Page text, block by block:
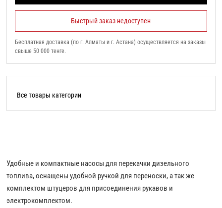
Удобные и компактные насосы для перекачки дизельного
топлива, оснащены удобной ручкой для переноски, а так же
комплектом штуцеров для присоединения рукавов и
электрокомплектом.
Быстрый заказ недоступен
Бесплатная доставка (по г. Алматы и г. Астана) осуществляется на заказы
свыше 50 000 тенге.
Все товары категории